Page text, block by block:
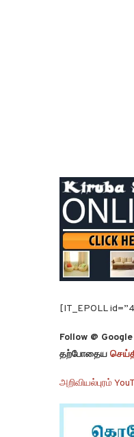
[IT_EPOLL
Follow @
தற்போதைய
அறிவியல்புரம்